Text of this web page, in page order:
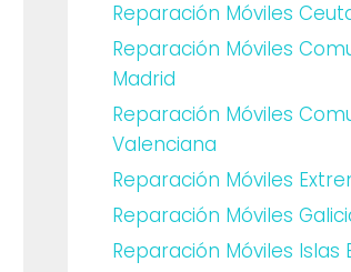
Reparación Móviles
Reparación Móviles
Madrid
Reparación Móviles
Valenciana
Reparación Móviles
Reparación Móviles
Reparación Móviles Islas